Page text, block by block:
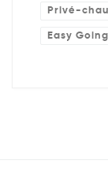
Privé-
Easy